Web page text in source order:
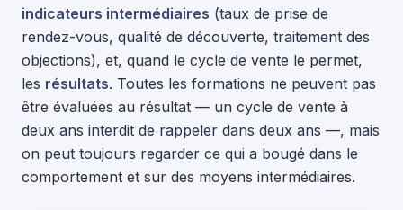
indicateurs intermédiaires (taux de prise de
rendez-vous, qualité de découverte, traitement des
objections), et, quand le cycle de vente le permet,
les résultats. Toutes les formations ne peuvent pas
être évaluées au résultat — un cycle de vente à
deux ans interdit de rappeler dans deux ans —, mais
on peut toujours regarder ce qui a bougé dans le
comportement et sur des moyens intermédiaires.